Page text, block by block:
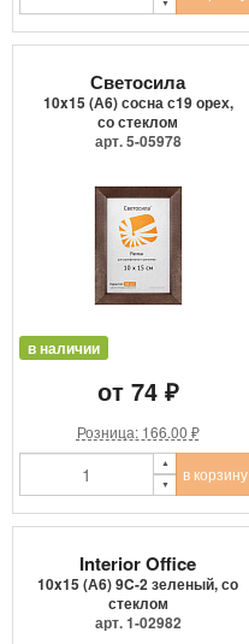
Светосила
10x15 (А6) сосна с19 орех,
со стеклом
арт. 5-05978
в наличии
от 74 ₽
Розница: 166.00 ₽
в корзину
Interior Office
10x15 (А6) 9C-2 зеленый, со
стеклом
арт. 1-02982